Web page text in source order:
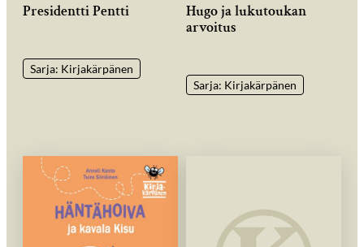
Presidentti Pentti
Sarja: Kirjakärpänen
Hugo ja lukutoukan
arvoitus
Sarja: Kirjakärpänen